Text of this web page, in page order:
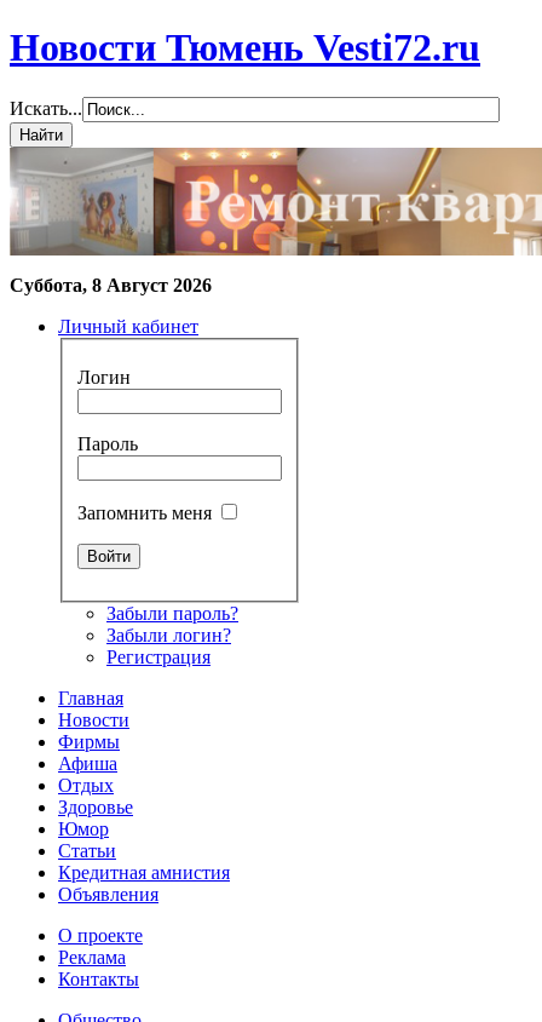
Новости Тюмень Vesti72.ru
Искать...
Суббота, 8 Август 2026
Личный кабинет
Логин
Пароль
Запомнить меня
Забыли пароль?
Забыли логин?
Регистрация
Главная
Новости
Фирмы
Афиша
Отдых
Здоровье
Юмор
Статьи
Кредитная амнистия
Объявления
О проекте
Реклама
Контакты